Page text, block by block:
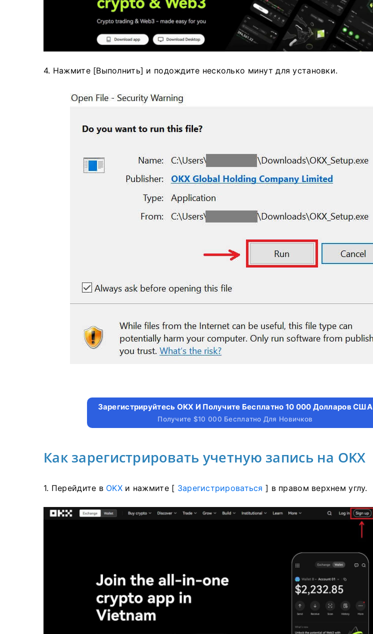
4. Нажмите [Выполнить] и подождите несколько минут для установки.
Зарегистрируйтесь OKX И Получите Бесплатно 10 000 Долларов США
Получите $10 000 Бесплатно Для Новичков
Как зарегистрировать учетную запись на OKX
1. Перейдите в OKX и нажмите [ Зарегистрироваться ] в правом верхнем углу.